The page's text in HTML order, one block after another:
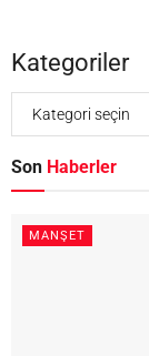
Kategoriler
Son Haberler
MANŞET